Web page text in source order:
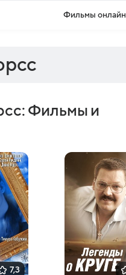
Фильмы онлайн
Фильмы и
7,3